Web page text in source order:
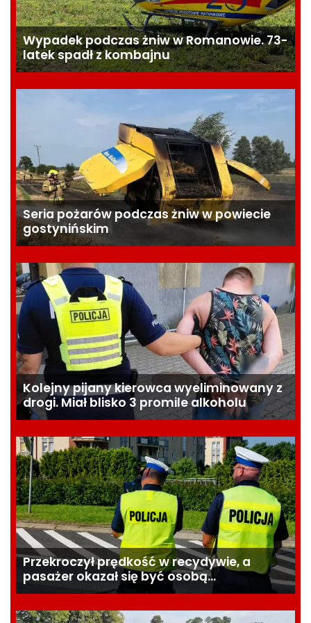
299 ZŁ! Dowiedz się więcej:
https://www.stronaza299.pl/
Facebook:
https://www.facebook.com/stron
Wypadek podczas żniw w Romanowie. 73-
latek spadł z kombajnu
Seria pożarów podczas żniw w powiecie
gostynińskim
Kolejny pijany kierowca wyeliminowany z
drogi. Miał blisko 3 promile alkoholu
Przekroczył prędkość w recydywie, a
pasażer okazał się być osobą
poszukiwaną